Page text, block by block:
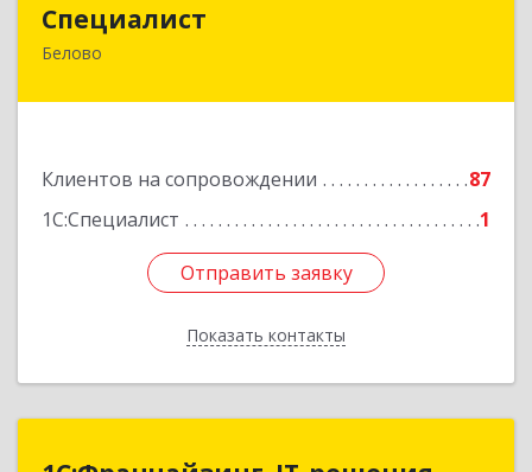
Специалист
Белово
Клиентов на сопровождении
87
1С:Специалист
1
Отправить заявку
Показать контакты
Кемеровская обл, Белово г, Ленина ул, дом №
Отправить заявку
Назад
1С:Франчайзинг. IT-решения